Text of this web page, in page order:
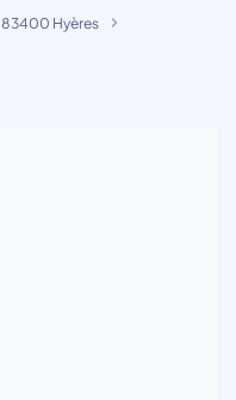
83400 Hyères